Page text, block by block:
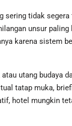
sering tidak
unsur
karena sistem
atau utang budaya
tatap muka,
hotel mungkin